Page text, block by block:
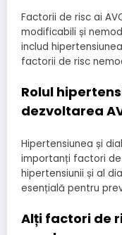
Factorii de risc ai
modificabili și
includ
factorii de risc
Rolul
dezvoltarea
Hipertensiunea și
importanți factori de
hipertensiunii și al
esențială pentru
Alți factori de